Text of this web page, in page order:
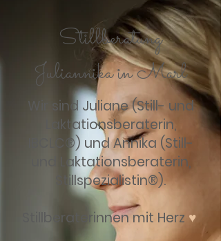
Stillberatung
Juliannika in Marl
Wir sind Juliane (Still- und
Laktationsberaterin,
IBCLC®) und Annika (Still-
und Laktationsberaterin,
Stillspezialistin®).
Stillberaterinnen mit Herz ♥